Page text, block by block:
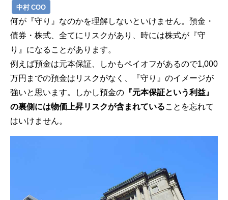
中村 COO
何が『守り』なのかを理解しないといけません。預金・
債券・株式、全てにリスクがあり、時には株式が『守
り』になることがあります。
例えば預金は元本保証、しかもペイオフがあるので1,000
万円までの預金はリスクがなく、『守り』のイメージが
強いと思います。しかし預金の 『元本保証という利益』
の裏側には物価上昇リスクが含まれている ことを忘れて
はいけません。